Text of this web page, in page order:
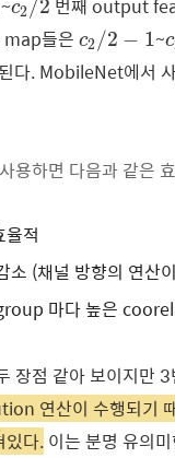
~c2 /2 번째 output
들은 c2 /2 − 1
c 2/2 1~c
c
다. MobileNet에서
용하면 다음과 같은
율적
소 (채널 방향의 연산
마다 높은
장점 같아 보이지만
연산이 수행되기
있다.이는 분명 유의